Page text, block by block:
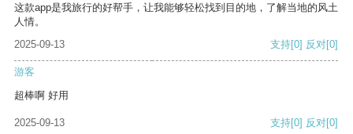
这款app是我旅行的好帮手，让我能够轻松找到目的地，了解当地的风土
人情。
2025-09-13
支持[0] 反对[0]
游客
超棒啊 好用
2025-09-13 支持[0] 反对[0]